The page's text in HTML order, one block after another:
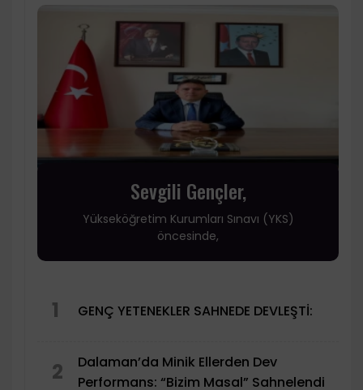
Sevgili Gençler,
Yükseköğretim Kurumları Sınavı (YKS)
öncesinde,
1 GENÇ YETENEKLER SAHNEDE DEVLEŞTİ:
2
Dalaman’da Minik Ellerden Dev
Performans: “Bizim Masal” Sahnelendi